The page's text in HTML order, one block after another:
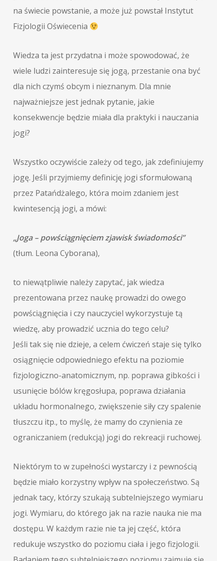
na świecie powstanie, a może już powstał Instytut
Fizjologii Oświecenia
Wiedza ta jest przydatna i może spowodować, że
wiele ludzi zainteresuje się jogą, przestanie ona być
dla nich czymś obcym i nieznanym. Dla mnie
najważniejsze jest jednak pytanie, jakie
konsekwencje będzie miała dla praktyki i nauczania
jogi?
Wszystko oczywiście zależy od tego, jak zdefiniujemy
jogę. Jeśli przyjmiemy definicję jogi sformułowaną
przez Patańdżalego, która moim zdaniem jest
kwintesencją jogi, a mówi:
„Joga – powściągnięciem zjawisk świadomości”
(tłum. Leona Cyborana),
to niewątpliwie należy zapytać, jak wiedza
prezentowana przez naukę prowadzi do owego
powściągnięcia i czy nauczyciel wykorzystuje tą
wiedzę, aby prowadzić ucznia do tego celu?
Jeśli tak się nie dzieje, a celem ćwiczeń staje się tylko
osiągnięcie odpowiedniego efektu na poziomie
fizjologiczno-anatomicznym, np. poprawa gibkości i
usunięcie bólów kręgosłupa, poprawa działania
układu hormonalnego, zwiększenie siły czy spalenie
tłuszczu itp., to myślę, że mamy do czynienia ze
ograniczaniem (redukcją) jogi do rekreacji ruchowej.
Niektórym to w zupełności wystarczy i z pewnością
będzie miało korzystny wpływ na społeczeństwo. Są
jednak tacy, którzy szukają subtelniejszego wymiaru
jogi. Wymiaru, do którego jak na razie nauka nie ma
dostępu. W każdym razie nie ta jej część, która
redukuje wszystko do poziomu ciała i jego fizjologii.